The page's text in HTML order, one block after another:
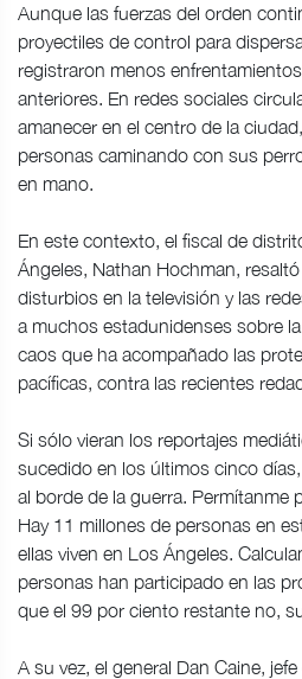
Aunque las fuerzas del orden
proyectiles de control para
registraron menos
anteriores. En redes sociales
amanecer en el centro de la
personas caminando con sus
en mano.
En este contexto, el fiscal de
Ángeles, Nathan Hochman,
disturbios en la televisión y las
a muchos estadunidenses sobre
caos que ha acompañado las
pacíficas, contra las recientes
Si sólo vieran los reportajes
sucedido en los últimos cinco
al borde de la guerra. Permítanme
Hay 11 millones de personas en
ellas viven en Los Ángeles.
personas han participado en las
que el 99 por ciento restante no,
A su vez, el general Dan Caine,